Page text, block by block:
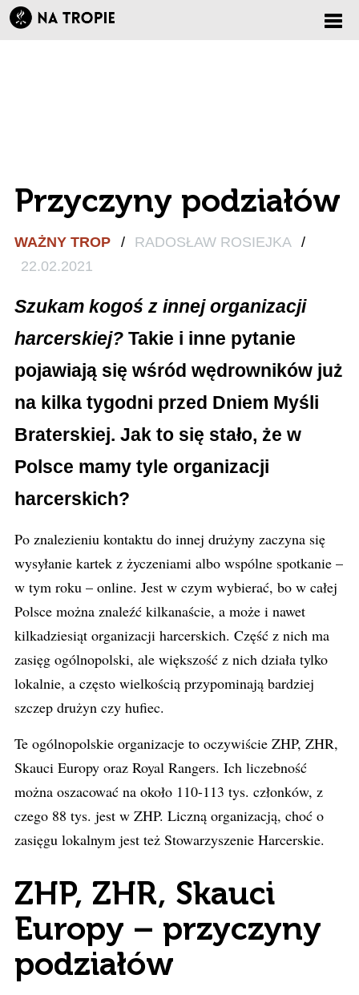
Przyczyny podziałów
WAŻNY TROP / RADOSŁAW ROSIEJKA /
22.02.2021
Szukam kogoś z innej organizacji
harcerskiej? Takie i inne pytanie
pojawiają się wśród wędrowników już
na kilka tygodni przed Dniem Myśli
Braterskiej. Jak to się stało, że w
Polsce mamy tyle organizacji
harcerskich?
Po znalezieniu kontaktu do innej drużyny zaczyna się
wysyłanie kartek z życzeniami albo wspólne spotkanie –
w tym roku – online. Jest w czym wybierać, bo w całej
Polsce można znaleźć kilkanaście, a może i nawet
kilkadziesiąt organizacji harcerskich. Część z nich ma
zasięg ogólnopolski, ale większość z nich działa tylko
lokalnie, a często wielkością przypominają bardziej
szczep drużyn czy hufiec.
Te ogólnopolskie organizacje to oczywiście ZHP, ZHR,
Skauci Europy oraz Royal Rangers. Ich liczebność
można oszacować na około 110-113 tys. członków, z
czego 88 tys. jest w ZHP. Liczną organizacją, choć o
zasięgu lokalnym jest też Stowarzyszenie Harcerskie.
ZHP, ZHR, Skauci
Europy – przyczyny
podziałów